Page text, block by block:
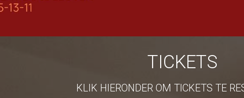
TICKETS
KLIK HIERONDER OM TICKETS TE